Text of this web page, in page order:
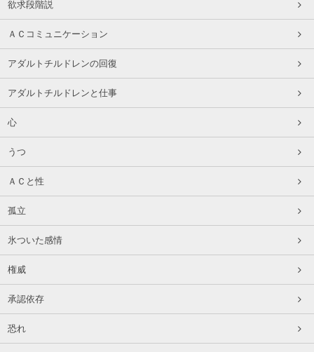
欲求段階説
ＡＣコミュニケーション
アダルトチルドレンの回復
アダルトチルドレンと仕事
心
うつ
ＡＣと性
孤立
氷ついた感情
権威
承認依存
恐れ